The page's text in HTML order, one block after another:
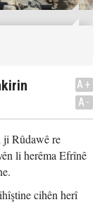
A+
A-
Rûdawê re
li herêma Efrînê
cihên herî